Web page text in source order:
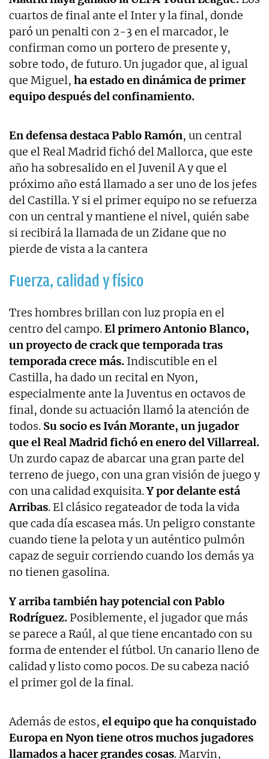
cuartos de final ante el Inter y la final, donde
paró un penalti con 2-3 en el marcador, le
confirman como un portero de presente y,
sobre todo, de futuro. Un jugador que, al igual
que Miguel, ha estado en dinámica de primer
equipo después del confinamiento.
En defensa destaca Pablo Ramón, un central
que el Real Madrid fichó del Mallorca, que este
año ha sobresalido en el Juvenil A y que el
próximo año está llamado a ser uno de los jefes
del Castilla. Y si el primer equipo no se refuerza
con un central y mantiene el nivel, quién sabe
si recibirá la llamada de un Zidane que no
pierde de vista a la cantera
Fuerza, calidad y físico
Tres hombres brillan con luz propia en el
centro del campo.El primero Antonio Blanco,
un proyecto de crack que temporada tras
temporada crece más. Indiscutible en el
Castilla, ha dado un recital en Nyon,
especialmente ante la Juventus en octavos de
final, donde su actuación llamó la atención de
todos. Su socio es Iván Morante, un jugador
que el Real Madrid fichó en enero del Villarreal.
Un zurdo capaz de abarcar una gran parte del
terreno de juego, con una gran visión de juego y
con una calidad exquisita.Y por delante está
Arribas. El clásico regateador de toda la vida
que cada día escasea más. Un peligro constante
cuando tiene la pelota y un auténtico pulmón
capaz de seguir corriendo cuando los demás ya
no tienen gasolina.
Y arriba también hay potencial con Pablo
Rodríguez. Posiblemente, el jugador que más
se parece a Raúl, al que tiene encantado con su
forma de entender el fútbol. Un canario lleno de
calidad y listo como pocos. De su cabeza nació
el primer gol de la final.
Además de estos, el equipo que ha conquistado
Europa en Nyon tiene otros muchos jugadores
llamados a hacer grandes cosas. Marvin,